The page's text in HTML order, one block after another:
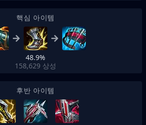
핵심 아이템
48.9%
158,629 상성
후반 아이템